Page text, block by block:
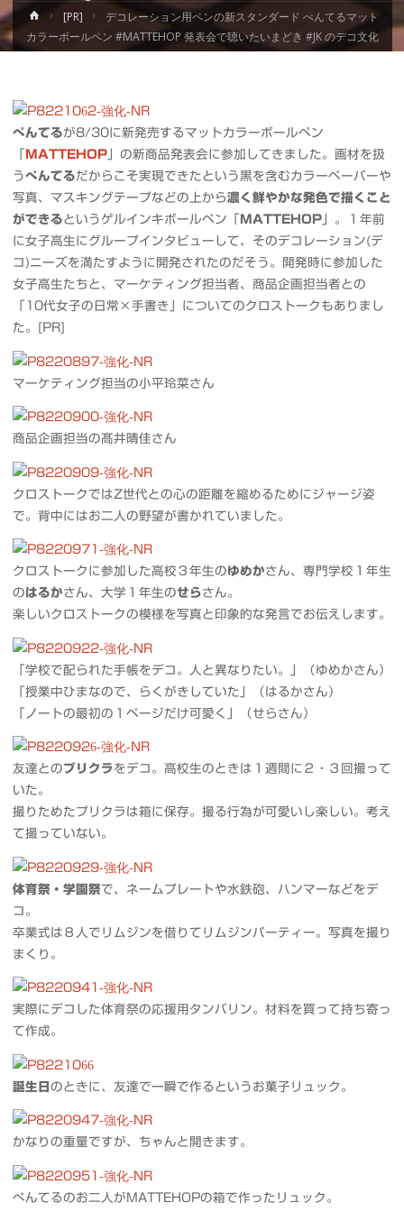
ホ
ー
ム
[PR]
デコレーション用ペンの新スタンダード ぺんてるマット
カラーボールペン #MATTEHOP 発表会で聴いたいまどき #JK のデコ文化
ぺんてるが8/30に新発売するマットカラーボールペン
MATTEHOP」の新商品発表会に参加してきました。画材を扱
うぺんてるだからこそ実現できたという黒を含むカラーペーパーや
写真、マスキングテープなどの上から濃く鮮やかな発色で描くこと
ができるというゲルインキボールペン「 MATTEHOP」。１年前
に女子高生にグループインタビューして、そのデコレーション(デ
コ)ニーズを満たすように開発されたのだそう。開発時に参加した
女子高生たちと、マーケティング担当者、商品企画担当者との
「10代女子の日常×手書き」についてのクロストークもありまし
た。[PR]
マーケティング担当の小平玲菜さん
商品企画担当の髙井晴佳さん
クロストークではZ世代との心の距離を縮めるためにジャージ姿
で。背中にはお二人の野望が書かれていました。
クロストークに参加した高校３年生のゆめかさん、専門学校１年生
のはるかさん、大学１年生のせらさん。
楽しいクロストークの模様を写真と印象的な発言でお伝えします。
「学校で配られた手帳をデコ。人と異なりたい。」（ゆめかさん）
「授業中ひまなので、らくがきしていた」（はるかさん）
「ノートの最初の１ページだけ可愛く」（せらさん）
友達とのプリクラ をデコ。高校生のときは１週間に２・３回撮って
いた。
撮りためたプリクラは箱に保存。撮る行為が可愛いし楽しい。考え
て撮っていない。
体育祭・学園祭で、ネームプレートや水鉄砲、ハンマーなどをデ
コ。
卒業式は８人でリムジンを借りてリムジンパーティー。写真を撮り
まくり。
実際にデコした体育祭の応援用タンバリン。材料を買って持ち寄っ
て作成。
誕生日 のときに、友達で一瞬で作るというお菓子リュック。
かなりの重量ですが、ちゃんと開きます。
ぺんてるのお二人がMATTEHOPの箱で作ったリュック。